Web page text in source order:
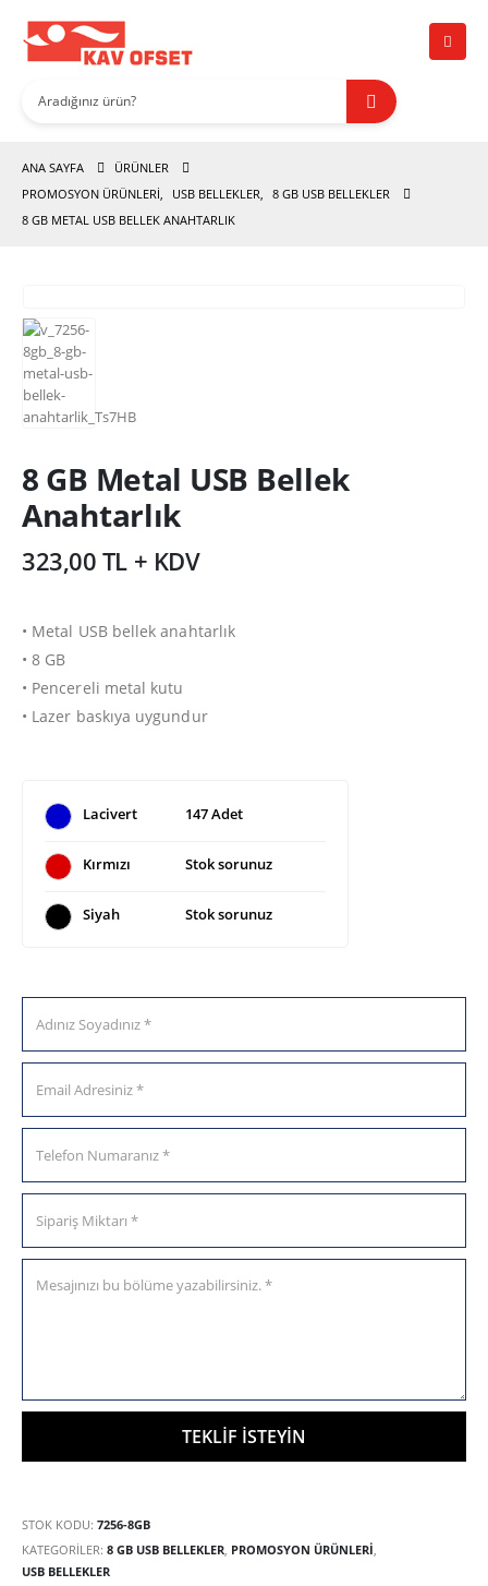
ANA SAYFA
ÜRÜNLER
PROMOSYON ÜRÜNLERİ, USB BELLEKLER, 8 GB USB BELLEKLER
8 GB METAL USB BELLEK ANAHTARLIK
8 GB Metal USB Bellek
Anahtarlık
323,00 TL + KDV
• Metal USB bellek anahtarlık
• 8 GB
• Pencereli metal kutu
• Lazer baskıya uygundur
Lacivert 147 Adet
Kırmızı Stok sorunuz
Siyah Stok sorunuz
STOK KODU: 7256-8GB
KATEGORILER: 8 GB USB BELLEKLER, PROMOSYON ÜRÜNLERİ,
USB BELLEKLER